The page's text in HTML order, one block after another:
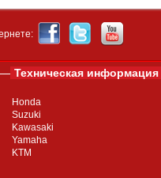
Техническая информация
Honda
Suzuki
Kawasaki
Yamaha
KTM